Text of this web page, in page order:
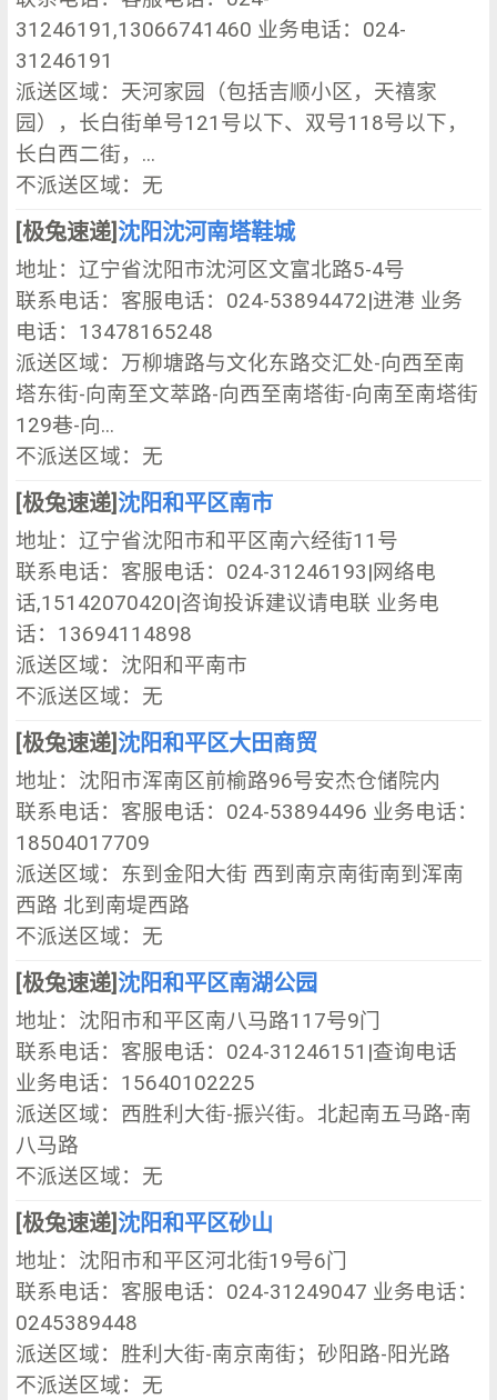
31246191,13066741460 业务电话：024-
31246191
派送区域：天河家园（包括吉顺小区，天禧家
园），长白街单号121号以下、双号118号以下，
长白西二街，...
不派送区域：无
[极兔速递] 沈阳沈河南塔鞋城
地址：辽宁省沈阳市沈河区文富北路5-4号
联系电话：客服电话：024-53894472|进港 业务
电话：13478165248
派送区域：万柳塘路与文化东路交汇处-向西至南
塔东街-向南至文萃路-向西至南塔街-向南至南塔街
129巷-向...
不派送区域：无
[极兔速递] 沈阳和平区南市
地址：辽宁省沈阳市和平区南六经街11号
联系电话：客服电话：024-31246193|网络电
话,15142070420|咨询投诉建议请电联 业务电
话：13694114898
派送区域：沈阳和平南市
不派送区域：无
[极兔速递] 沈阳和平区大田商贸
地址：沈阳市浑南区前榆路96号安杰仓储院内
联系电话：客服电话：024-53894496 业务电话：
18504017709
派送区域：东到金阳大街 西到南京南街南到浑南
西路 北到南堤西路
不派送区域：无
[极兔速递] 沈阳和平区南湖公园
地址：沈阳市和平区南八马路117号9门
联系电话：客服电话：024-31246151|查询电话
业务电话：15640102225
派送区域：西胜利大街-振兴街。北起南五马路-南
八马路
不派送区域：无
[极兔速递] 沈阳和平区砂山
地址：沈阳市和平区河北街19号6门
联系电话：客服电话：024-31249047 业务电话：
0245389448
派送区域：胜利大街-南京南街；砂阳路-阳光路
不派送区域：无